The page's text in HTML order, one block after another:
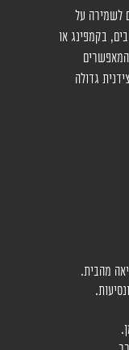
לשמירה על
בקמפינג או
המאפשרים
גדולה
מהבית.